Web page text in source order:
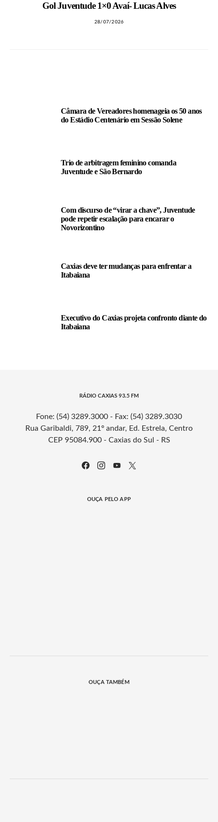
Gol Juventude 1×0 Avaí- Lucas Alves
28/07/2026
Câmara de Vereadores homenageia os 50 anos
do Estádio Centenário em Sessão Solene
Trio de arbitragem feminino comanda
Juventude e São Bernardo
Com discurso de “virar a chave”, Juventude
pode repetir escalação para encarar o
Novorizontino
Caxias deve ter mudanças para enfrentar a
Itabaiana
Executivo do Caxias projeta confronto diante do
Itabaiana
RÁDIO CAXIAS 93.5 FM
Fone: (54) 3289.3000 - Fax: (54) 3289.3030
Rua Garibaldi, 789, 21º andar, Ed. Estrela, Centro
CEP 95084.900 - Caxias do Sul - RS
OUÇA PELO APP
OUÇA TAMBÉM